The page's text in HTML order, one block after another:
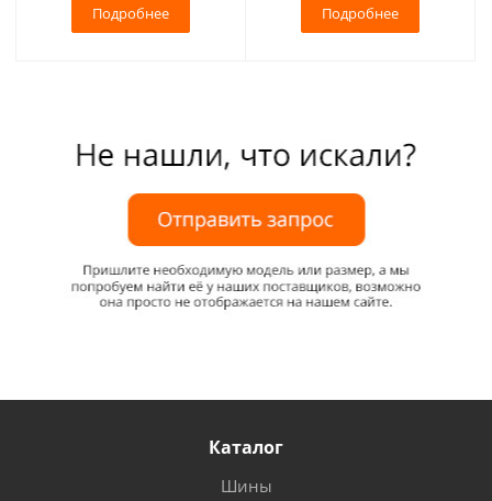
Подробнее Подробнее
Каталог
Шины